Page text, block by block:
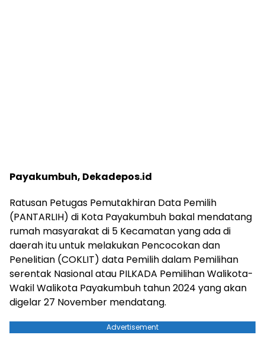
Payakumbuh, Dekadepos.id
Ratusan Petugas Pemutakhiran Data Pemilih
(PANTARLIH) di Kota Payakumbuh bakal mendatang
rumah masyarakat di 5 Kecamatan yang ada di
daerah itu untuk melakukan Pencocokan dan
Penelitian (COKLIT) data Pemilih dalam Pemilihan
serentak Nasional atau PILKADA Pemilihan Walikota-
Wakil Walikota Payakumbuh tahun 2024 yang akan
digelar 27 November mendatang.
Advertisement